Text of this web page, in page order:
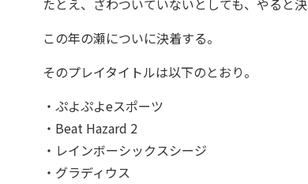
たとえ、ざわついていないとしても、やると
この年の瀬についに決着する。
そのプレイタイトルは以下のとおり。
・ぷよぷよeスポーツ
・Beat Hazard 2
・レインボーシックスシージ
・グラディウス